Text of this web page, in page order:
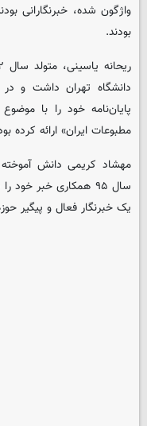
واژگون شده، خبرنگارانی
بودند.
پایان‌نامه خود را با
مطبوعات ایران» ارائه کرده
سال ۹۵ همکاری خبر
یک خبرنگار فعال و پیگیر